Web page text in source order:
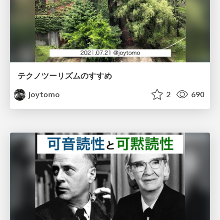
テクノツーリズムのすすめ
joytomo
2 690